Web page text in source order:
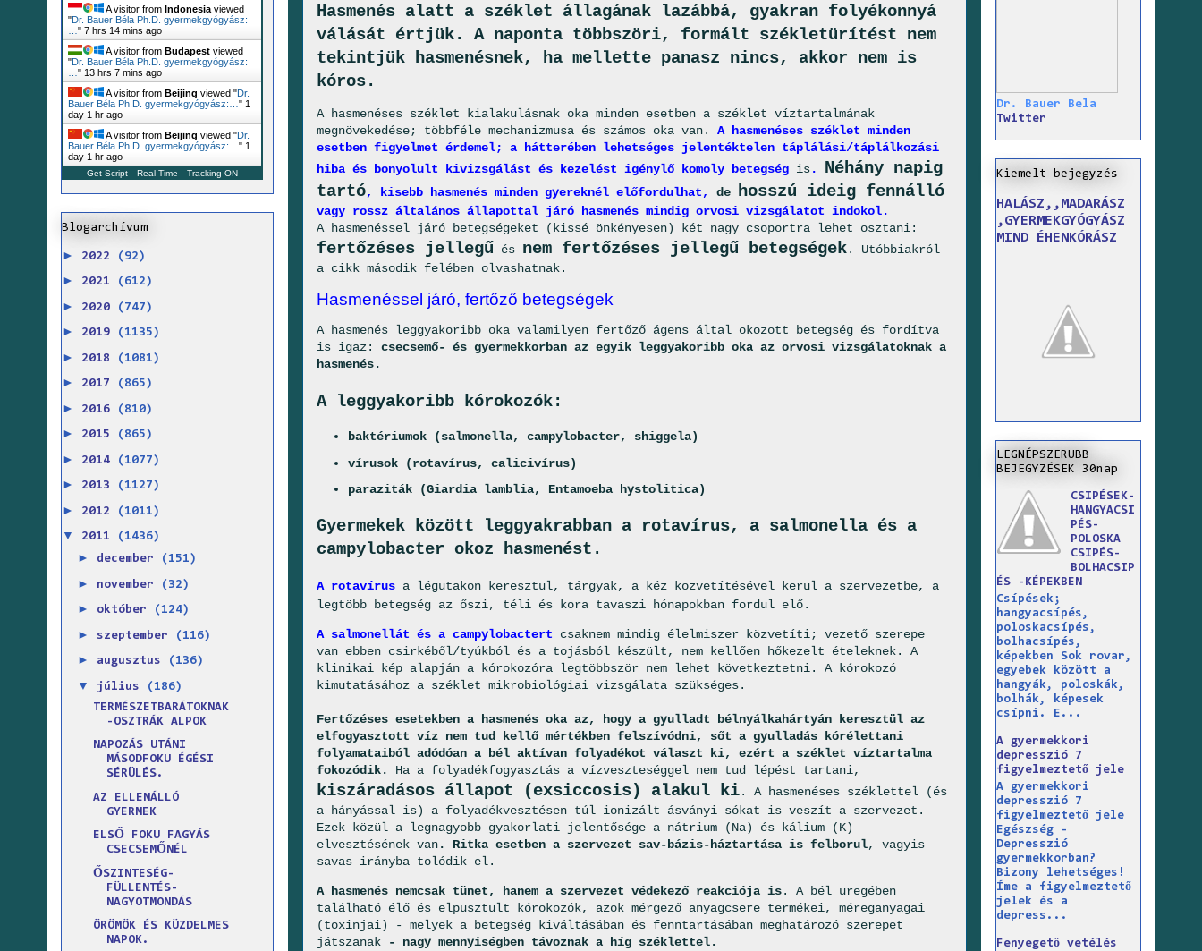
Hasmenés alatt a széklet állagának lazábbá, gyakran folyékonnyá
válását értjük. A naponta többszöri, formált székletürítést nem
tekintjük hasmenésnek, ha mellette panasz nincs, akkor nem is
kóros.
A hasmenéses széklet kialakulásnak oka minden esetben a széklet víztartalmának
megnövekedése; többféle mechanizmusa és számos oka van. A hasmenéses széklet minden
esetben figyelmet érdemel; a hátterében lehetséges jelentéktelen táplálási/táplálkozási
hiba és bonyolult kivizsgálást és kezelést igénylő komoly betegség is. Néhány napig
tartó, kisebb hasmenés minden gyereknél előfordulhat, de hosszú ideig fennálló
vagy rossz általános állapottal járó hasmenés mindig orvosi vizsgálatot indokol.
A hasmenéssel járó betegségeket (kissé önkényesen) két nagy csoportra lehet osztani:
fertőzéses jellegű és nem fertőzéses jellegű betegségek. Utóbbiakról
a cikk második felében olvashatnak.
Hasmenéssel járó, fertőző betegségek
A hasmenés leggyakoribb oka valamilyen fertőző ágens által okozott betegség és fordítva
is igaz: csecsemő- és gyermekkorban az egyik leggyakoribb oka az orvosi vizsgálatoknak a
hasmenés.
A leggyakoribb kórokozók:
baktériumok (salmonella, campylobacter, shiggela)
vírusok (rotavírus, calicivírus)
paraziták (Giardia lamblia, Entamoeba hystolitica)
Gyermekek között leggyakrabban a rotavírus, a salmonella és a
campylobacter okoz hasmenést.
A rotavírus a légutakon keresztül, tárgyak, a kéz közvetítésével kerül a szervezetbe, a
legtöbb betegség az őszi, téli és kora tavaszi hónapokban fordul elő.
A salmonellát és a campylobactert csaknem mindig élelmiszer közvetíti; vezető szerepe
van ebben csirkéből/tyúkból és a tojásból készült, nem kellően hőkezelt ételeknek. A
klinikai kép alapján a kórokozóra legtöbbször nem lehet következtetni. A kórokozó
kimutatásához a széklet mikrobiológiai vizsgálata szükséges.
Fertőzéses esetekben a hasmenés oka az, hogy a gyulladt bélnyálkahártyán keresztül az
elfogyasztott víz nem tud kellő mértékben felszívódni, sőt a gyulladás kórélettani
folyamataiból adódóan a bél aktívan folyadékot választ ki, ezért a széklet víztartalma
fokozódik.
Ha a folyadékfogyasztás a vízveszteséggel nem tud lépést tartani,
kiszáradásos állapot (exsiccosis) alakul ki. A hasmenéses széklettel (és
a hányással is) a folyadékvesztésen túl ionizált ásványi sókat is veszít a szervezet.
Ezek közül a legnagyobb gyakorlati jelentősége a nátrium (Na) és kálium (K)
elvesztésének van. Ritka esetben a szervezet sav-bázis-háztartása is felborul, vagyis
savas irányba tolódik el.
A hasmenés nemcsak tünet, hanem a szervezet védekező reakciója is. A bél üregében
található élő és elpusztult kórokozók, azok mérgező anyagcsere termékei, méreganyagai
(toxinjai) - melyek a betegség kiváltásában és fenntartásában meghatározó szerepet
játszanak
- nagy mennyiségben távoznak a híg széklettel.
A visitor from Indonesia viewed
"Dr. Bauer Béla Ph.D. gyermekgyógyász:
" 7 hrs 14 mins ago
A visitor from Budapest viewed
"Dr. Bauer Béla Ph.D. gyermekgyógyász:
" 13 hrs 7 mins ago
A visitor from Beijing viewed "Dr.
Bauer Béla Ph.D. gyermekgyógyász:… " 1
day 1 hr ago
A visitor from Beijing viewed "Dr.
Bauer Béla Ph.D. gyermekgyógyász:… " 1
day 1 hr ago
Get Script Real Time Tracking ON
Blogarchívum
► 2022 (92)
► 2021 (612)
► 2020 (747)
► 2019 (1135)
► 2018 (1081)
► 2017 (865)
► 2016 (810)
► 2015 (865)
► 2014 (1077)
► 2013 (1127)
► 2012 (1011)
▼ 2011 (1436)
► december (151)
► november (32)
► október (124)
► szeptember (116)
► augusztus (136)
▼ július
(186)
TERMÉSZETBARÁTOKNAK
-OSZTRÁK ALPOK
NAPOZÁS UTÁNI
MÁSODFOKU ÉGÉSI
SÉRÜLÉS.
AZ ELLENÁLLÓ
GYERMEK
ELSŐ FOKU FAGYÁS
CSECSEMŐNÉL
ŐSZINTESÉG-
FÜLLENTÉS-
NAGYOTMONDÁS
ÖRÖMÖK ÉS KÜZDELMES
NAPOK.
Dr. Bauer Bela
Twitter
Kiemelt bejegyzés
HALÁSZ,,MADARÁSZ
,GYERMEKGYÓGYÁSZ
MIND ÉHENKÓRÁSZ
LEGNÉPSZERUBB
BEJEGYZÉSEK 30nap
CSIPÉSEK-
HANGYACSI
PÉS-
POLOSKA
CSIPÉS-
BOLHACSIP
ÉS -KÉPEKBEN
Csípések;
hangyacsípés,
poloskacsípés,
bolhacsípés,
képekben Sok rovar,
egyebek között a
hangyák, poloskák,
bolhák, képesek
csípni. E...
A gyermekkori
depresszió 7
figyelmeztető jele
A gyermekkori
depresszió 7
figyelmeztető jele
Egészség -
Depresszió
gyermekkorban?
Bizony lehetséges!
Íme a figyelmeztető
jelek és a
depress...
Fenyegető vetélés